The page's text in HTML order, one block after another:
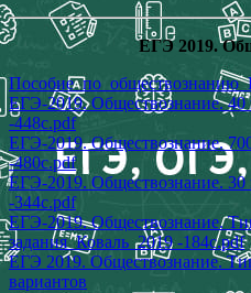
ЕГЭ 2019.
ЕГЭ-2019. Обществознание. 40
-448с.pdf
ЕГЭ-2019. Обществознание.
-480с.pdf
ЕГЭ-2019. Обществознание. 30
-344с.pdf
ЕГЭ-2019. Обществознание.
задания_Коваль_2019 -184с.pdf
ЕГЭ 2019. Обществознание.
вариантов